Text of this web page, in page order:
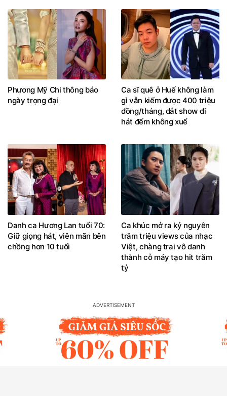
Phương Mỹ Chi thông báo
ngày trọng đại
Ca sĩ quê ở Huế không làm
gì vẫn kiếm được 400 triệu
đồng/tháng, đắt show đi
hát đếm không xuể
Danh ca Hương Lan tuổi 70:
Giữ giọng hát, viên mãn bên
chồng hơn 10 tuổi
Ca khúc mở ra kỷ nguyên
trăm triệu views của nhạc
Việt, chàng trai vô danh
thành cỗ máy tạo hit trăm
tỷ